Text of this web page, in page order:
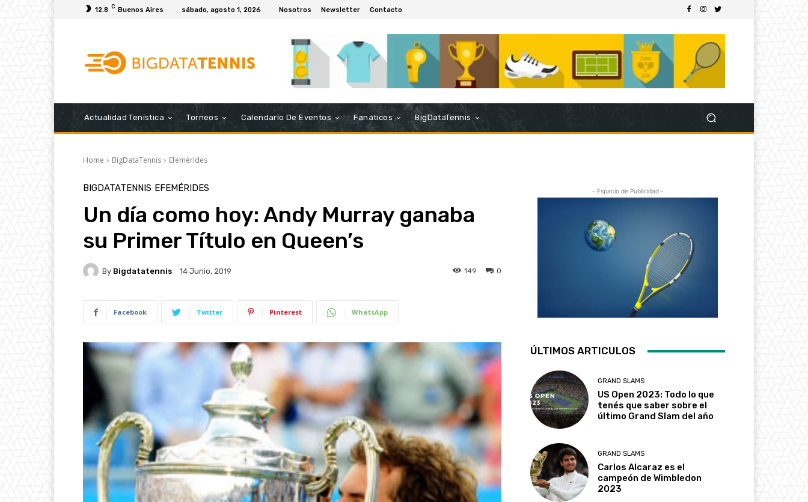
12.8 C Buenos Aires sábado, agosto 1, 2026 Nosotros Newsletter Contacto
Actualidad Tenística Torneos Calendario De Eventos Fanáticos BigDataTennis
Home BigDataTennis Efemérides
BIGDATATENNIS EFEMÉRIDES
Un día como hoy: Andy Murray ganaba
su Primer Título en Queen’s
By Bigdatatennis 14 Junio, 2019 0
149
Facebook Twitter Pinterest WhatsApp
- Espacio de Publicidad -
ÚLTIMOS ARTICULOS
GRAND SLAMS
US Open 2023: Todo lo que
tenés que saber sobre el
último Grand Slam del año
GRAND SLAMS
Carlos Alcaraz es el
campeón de Wimbledon
2023